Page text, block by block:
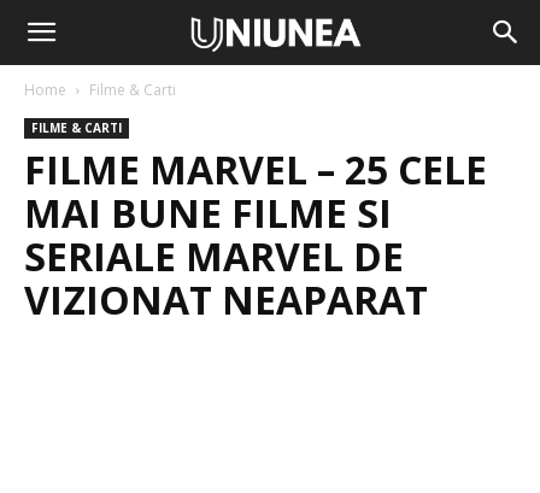
Home Filme & Carti
FILME & CARTI
FILME MARVEL – 25 CELE
MAI BUNE FILME SI
SERIALE MARVEL DE
VIZIONAT NEAPARAT